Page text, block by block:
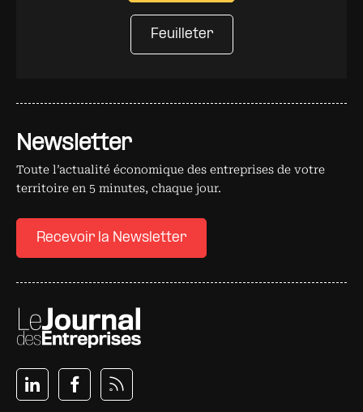
Newsletter
Toute l’actualité économique des entreprises de votre
territoire en 5 minutes, chaque jour.
Recevoir la Newsletter
Feuilleter